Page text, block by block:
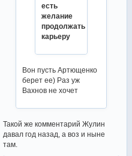
есть
желание
продолжать
карьеру
Вон пусть Артющенко
берет ее) Раз уж
Вахнов не хочет
Такой же комментарий Жулин
давал год назад, а воз и ныне
там.